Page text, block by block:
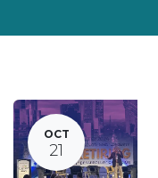
OCT
21